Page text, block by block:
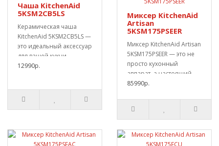
Чаша KitchenAid
5KSM2CB5LS
Керамическая чаша
KitchenAid 5KSM2CB5LS —
это идеальный аксессуар
для вашей кухни,
который соче..
12990р.
Миксер KitchenAid
Artisan
5KSM175PSEER
Миксер KitchenAid Artisan
5KSM175PSEER — это не
просто кухонный
аппарат, а настоящий
символ кулинарн..
85990р.